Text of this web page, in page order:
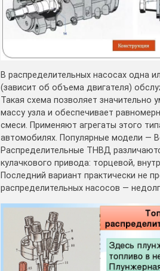
В распределительных насосах одна
(зависит об объема двигателя)
Такая схема позволяет значительно
массу узла и обеспечивает
смеси. Применяют агрегаты этого
автомобилях. Популярные модели —
Распределительные ТНВД
кулачкового привода: торцевой,
Последний вариант практически не
распределительных насосов —